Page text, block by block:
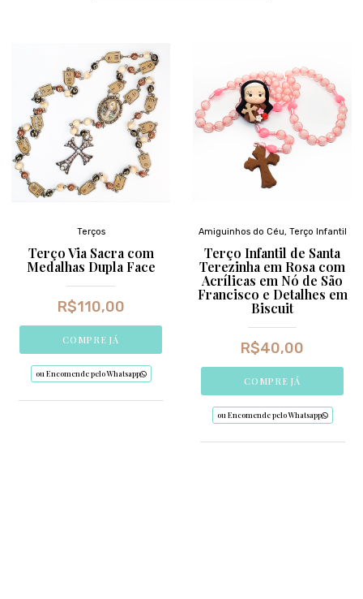
Terços
Terço Via Sacra com
Medalhas Dupla Face
R$110,00
COMPRE JÁ
ou Encomende pelo Whatsapp
Amiguinhos do Céu, Terço Infantil
Terço Infantil de Santa
Terezinha em Rosa com
Acrílicas em Nó de São
Francisco e Detalhes em
Biscuit
R$40,00
COMPRE JÁ
ou Encomende pelo Whatsapp